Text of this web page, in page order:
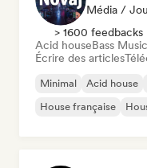
Média /
> 1600 feedbacks
Acid houseBass Music
Écrire des articles
Minimal Acid house
House française